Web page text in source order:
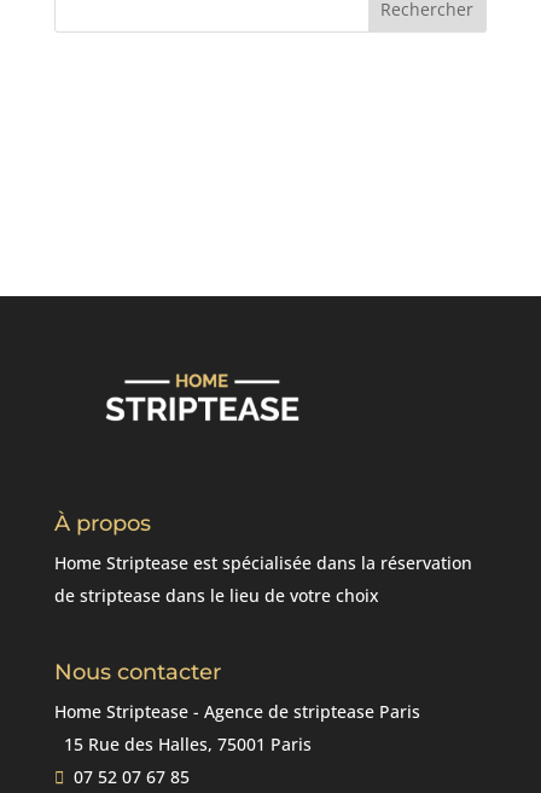
Rechercher
À propos
Home Striptease est spécialisée dans la réservation
de striptease dans le lieu de votre choix
Nous contacter
Home Striptease - Agence de striptease Paris
15 Rue des Halles, 75001 Paris
07 52 07 67 85